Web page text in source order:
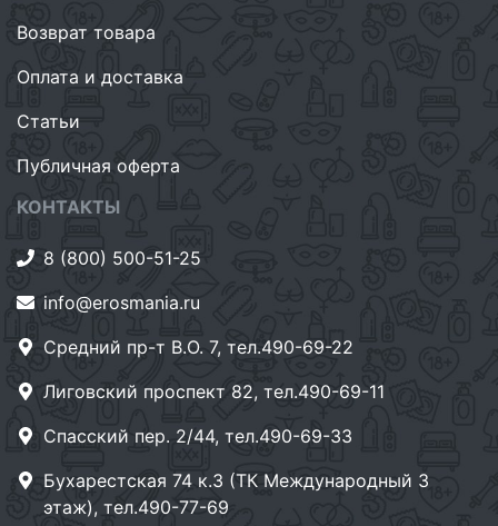
Возврат товара
Оплата и доставка
Статьи
Публичная оферта
КОНТАКТЫ
8 (800) 500-51-25
info@erosmania.ru
Средний пр-т В.О. 7, тел.490-69-22
Лиговский проспект 82, тел.490-69-11
Спасский пер. 2/44, тел.490-69-33
Бухарестская 74 к.3 (ТК Международный 3
этаж), тел.490-77-69